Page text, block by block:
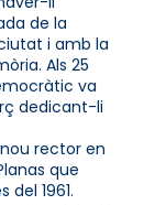
de la
i amb la
Als 25
va
dedicant-li
rector en
que
1961.